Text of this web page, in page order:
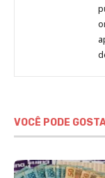
VOCÊ PODE